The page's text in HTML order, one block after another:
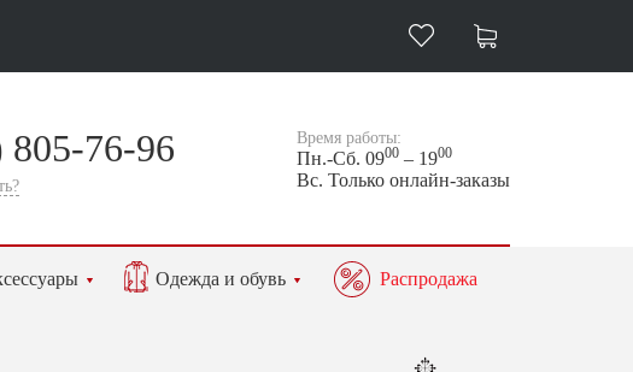
805-76-96 Время работы:
Пн.-Сб. 0900 – 1900
Вс. Только онлайн-заказы
Одежда и обувь Распродажа